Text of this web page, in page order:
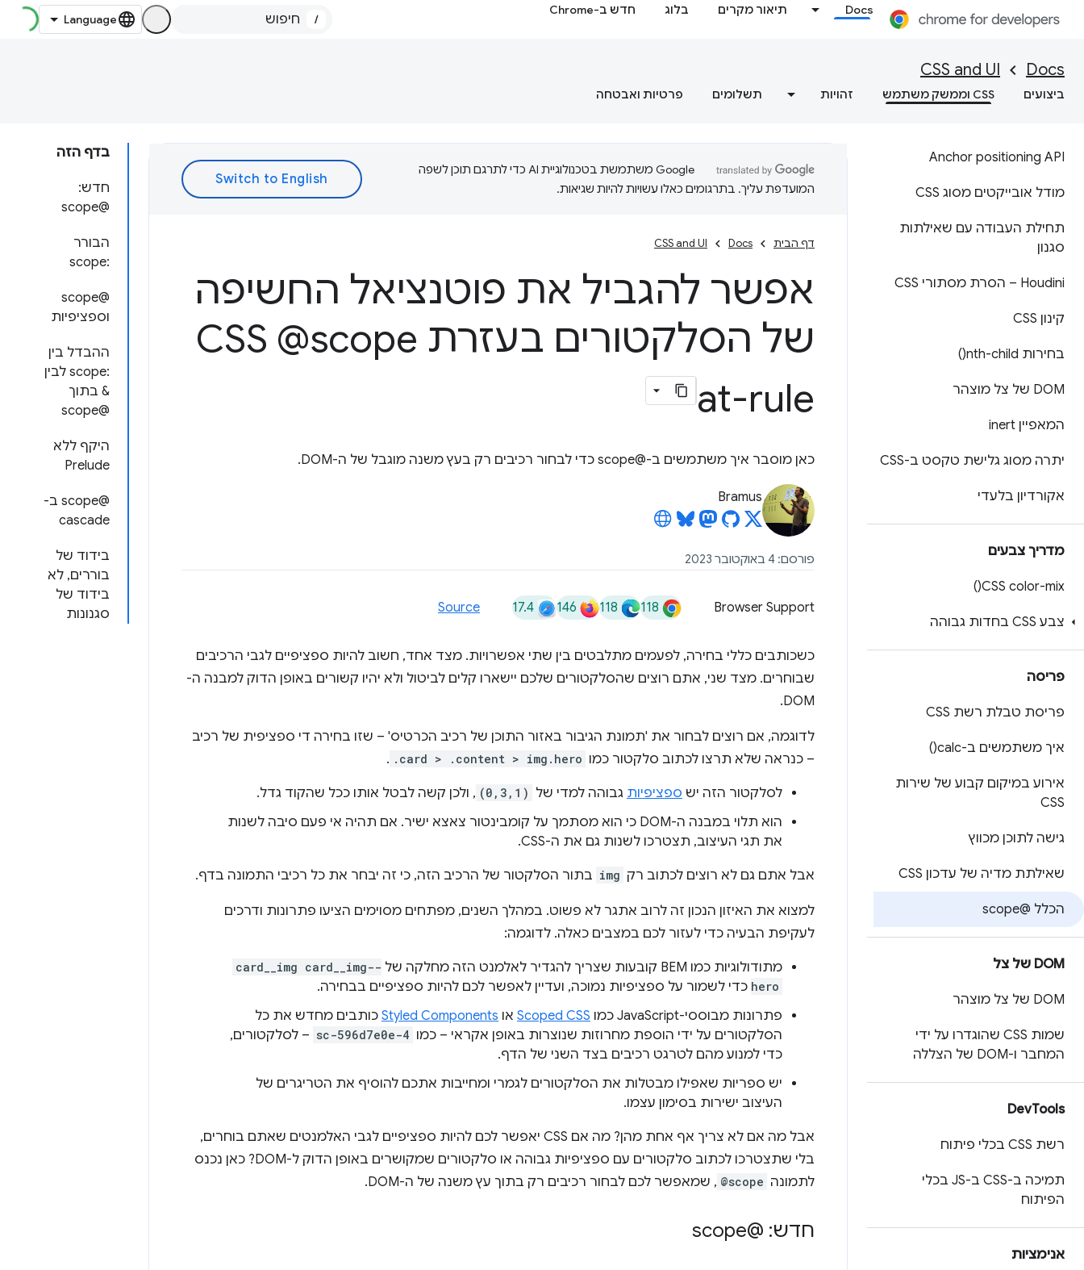
Docs תיאור מקרים בלוג חדש ב-Chrome
/
Docs
CSS and UI
ביצועים CSS וממשק משתמש זהויות תשלומים פרטיות ואבטחה
Anchor positioning API
מודל אובייקטים מסוג CSS
תחילת העבודה עם שאילתות
סגנון
Houdini – הסרת מסתורי CSS
קינון CSS
בחירות nth-child(
)
DOM של צל מוצהר
המאפיין inert
יתרה מסוג גלישת טקסט ב-CSS
אקורדיון בלעדי
מדריך צבעים
CSS color-mix(
)
צבע CSS בחדות גבוהה
פריסה
פריסת טבלת רשת CSS
איך משתמשים ב-calc(
)
אירוע במיקום קבוע של שירות
CSS
גישה לתוכן מכווץ
שאילתת מדיה של עדכון CSS
הכלל @scope
DOM של צל
DOM של צל מוצהר
שמות CSS שהוגדרו על ידי
המחבר ו-DOM של הצללה
DevTools
רשת CSS בכלי פיתוח
תמיכה ב-CSS ב-JS בכלי
הפיתוח
אנימציות
בדף הזה
חדש:
@scope
הבורר
:scope
@scope
וספציפיות
ההבדל בין
:scope לבין
& בתוך
@scope
היקף ללא
Prelude
‫@scope ב-
cascade
בידוד של
בוררים, לא
בידוד של
סגנונות
‫Google משתמשת בטכנולוגיית AI כדי לתרגם תוכן לשפה
המועדפת עליך. בתרגומים כאלו עשויות להיות שגיאות.
דף הבית Docs
CSS and UI
אפשר להגביל את פוטנציאל החשיפה
של הסלקטורים בעזרת CSS @scope
at-rule
כאן מוסבר איך משתמשים ב-@scope כדי לבחור רכיבים רק בעץ משנה מוגבל של ה-DOM.
Bramus
פורסם: 4 באוקטובר 2023
Browser Support
118
118
146
17.4
Source
כשכותבים כללי בחירה, לפעמים מתלבטים בין שתי אפשרויות. מצד אחד, חשוב להיות ספציפיים לגבי הרכיבים
שבוחרים. מצד שני, אתם רוצים שהסלקטורים שלכם יישארו קלים לביטול ולא יהיו קשורים באופן הדוק למבנה ה-
DOM.
לדוגמה, אם רוצים לבחור את 'תמונת הגיבור באזור התוכן של רכיב הכרטיס' – שזו בחירה די ספציפית של רכיב
– כנראה שלא תרצו לכתוב סלקטור כמו .card > .content > img.hero
.
לסלקטור הזה יש ספציפיות גבוהה למדי של (0,3,1) , ולכן קשה לבטל אותו ככל שהקוד גדל.
הוא תלוי במבנה ה-DOM כי הוא מסתמך על קומבינטור צאצא ישיר. אם תהיה אי פעם סיבה לשנות
את תגי העיצוב, תצטרכו לשנות גם את ה-CSS.
אבל אתם גם לא רוצים לכתוב רק img בתור הסלקטור של הרכיב הזה, כי זה יבחר את כל רכיבי התמונה בדף.
למצוא את האיזון הנכון זה לרוב אתגר לא פשוט. במהלך השנים, מפתחים מסוימים הציעו פתרונות ודרכים
לעקיפת הבעיה כדי לעזור לכם במצבים כאלה. לדוגמה:
מתודולוגיות כמו BEM קובעות שצריך להגדיר לאלמנט הזה מחלקה של
card__img card__img--
hero כדי לשמור על ספציפיות נמוכה, ועדיין לאפשר לכם להיות ספציפיים בבחירה.
פתרונות מבוססי-JavaScript כמו
Scoped CSS או Styled Components כותבים מחדש את כל
הסלקטורים על ידי הוספת מחרוזות שנוצרות באופן אקראי – כמו sc-596d7e0e-4 – לסלקטורים,
כדי למנוע מהם לטרגט רכיבים בצד השני של הדף.
יש ספריות שאפילו מבטלות את הסלקטורים לגמרי ומחייבות אתכם להוסיף את הטריגרים של
העיצוב ישירות בסימון עצמו.
אבל מה אם לא צריך אף אחת מהן? מה אם CSS יאפשר לכם להיות ספציפיים לגבי האלמנטים שאתם בוחרים,
בלי שתצטרכו לכתוב סלקטורים עם ספציפיות גבוהה או סלקטורים שמקושרים באופן הדוק ל-DOM? כאן נכנס
לתמונה @scope , שמאפשר לכם לבחור רכיבים רק בתוך עץ משנה של ה-DOM.
חדש: @scope